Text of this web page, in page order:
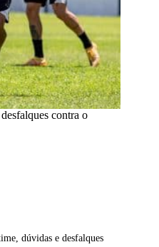
contra o
dúvidas e desfalques